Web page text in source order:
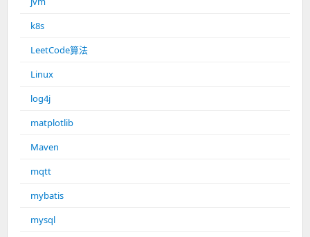
k8s
LeetCode算法
Linux
log4j
matplotlib
Maven
mqtt
mybatis
mysql